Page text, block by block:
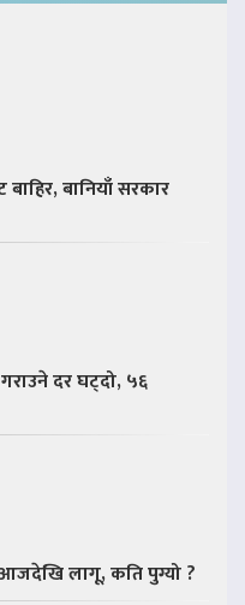
बाहिर, बानियाँ सरकार
दर घट्दो, ५६
लागू, कति पुग्यो ?